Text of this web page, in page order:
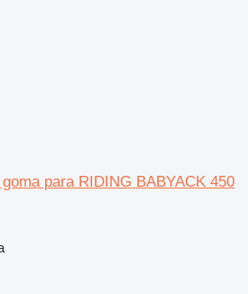
para RIDING BABYACK 450